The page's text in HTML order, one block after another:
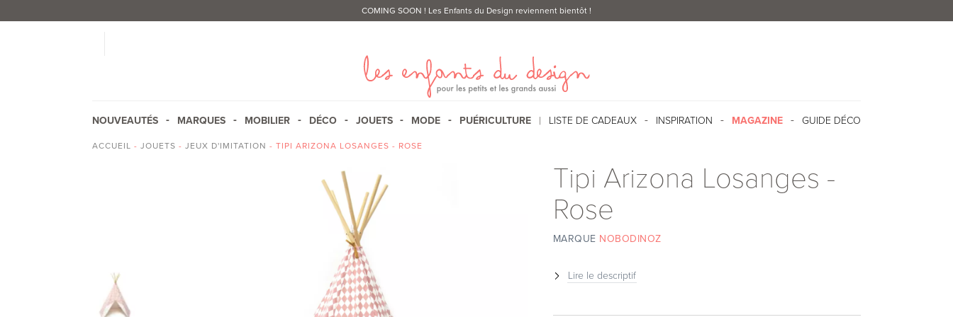
COMING SOON ! Les Enfants du Design reviennent bientôt !
NOUVEAUTÉS MARQUES MOBILIER DÉCO JOUETS MODE PUÉRICULTURE LISTE DE CADEAUX INSPIRATION MAGAZINE GUIDE DÉCO
ACCUEIL - JOUETS - JEUX D'IMITATION - TIPI ARIZONA LOSANGES - ROSE
Tipi Arizona Losanges -
Rose
MARQUE NOBODINOZ
Lire le descriptif